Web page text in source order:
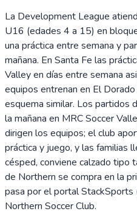
La Development League
U16 (edades 4 a 15) en
una práctica entre semana y
mañana. En Santa Fe las
Valley en días entre semana
equipos entrenan en El
esquema similar. Los partidos
la mañana en MRC Soccer
dirigen los equipos; el club
práctica y juego, y las familias
césped, conviene calzado tipo
de Northern se compra en la
pasa por el portal StackSports
Northern Soccer Club.